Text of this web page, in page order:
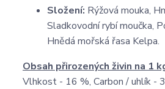
Složení: Rýžová mouka,
Sladkovodní rybí moučka,
Hnědá mořská řasa Kelpa.
Obsah přirozených živin na 1
Vlhkost - 16 %, Carbon / uhlík -